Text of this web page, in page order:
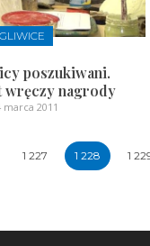
GLIWICE
poszukiwani.
wręczy nagrody
marca 2011
1 227 1 228 1